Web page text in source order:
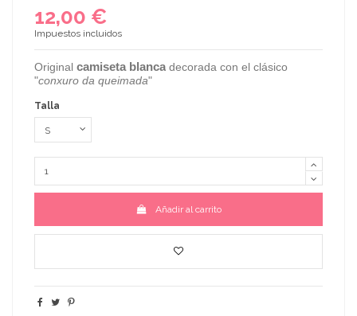
12,00 €
Impuestos incluidos
Original camiseta blanca decorada con el clásico
"conxuro da queimada"
Talla
Añadir al carrito